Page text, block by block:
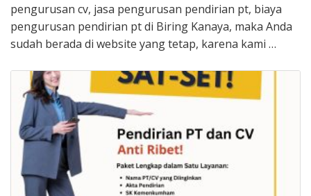
pengurusan cv, jasa pengurusan pendirian pt, biaya
pengurusan pendirian pt di Biring Kanaya, maka Anda
sudah berada di website yang tetap, karena kami …